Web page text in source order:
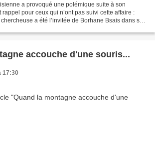
a provoqué une polémique suite à son
pour ceux qui n’ont pas suivi cette affaire :
a été l’invitée de Borhane Bsais dans son
accouche d'une souris...
17:30